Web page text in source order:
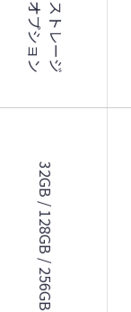
ス
ト
レ
ー
ジ
オ
プ
シ
ョ
ン
32GB / 128GB / 256GB